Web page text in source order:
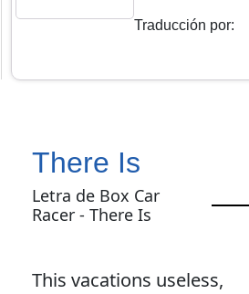
Traducción por:
There Is
Letra de Box Car
Racer - There Is
This vacations useless,